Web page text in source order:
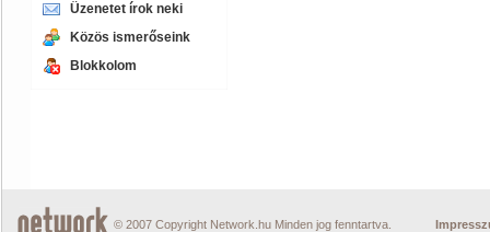
Üzenetet írok neki
Közös ismerőseink
Blokkolom
© 2007 Copyright Network.hu Minden jog fenntartva.